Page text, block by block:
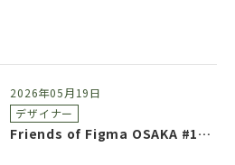
2026年05月19日
デザイナー
Friends of Figma OSAKA #12 参加レポート